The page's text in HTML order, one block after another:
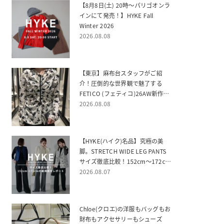
【8月8日(土) 20時～パリゴオンラ
インにて発売！】HYKE Fall
Winter 2026
2026.08.08
【東京】麻布台スタッフがご紹
介！圧倒的な世界観で魅了する
FETICO (フェティコ)26AW新作ご
紹介
2026.08.08
【HYKE(ハイク)名品】究極の美
脚。STRETCH WIDE LEG PANTS
サイズ徹底比較！152cm〜172cm
の着用感をレポート
2026.08.07
Chloe(クロエ)の洋服もバッグもお
財布もアクセサリーもシューズ